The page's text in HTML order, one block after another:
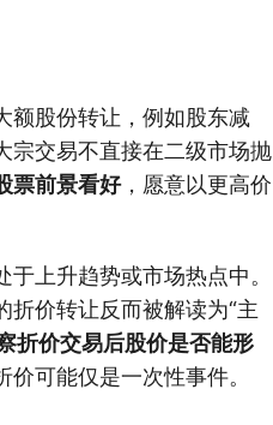
额股份转让，例如股东减
宗交易不直接在二级市场抛
票前景看好，愿意以更高价
上升趋势或市场热点中。
价转让反而被解读为“主
折价交易后股价是否能形
可能仅是一次性事件。